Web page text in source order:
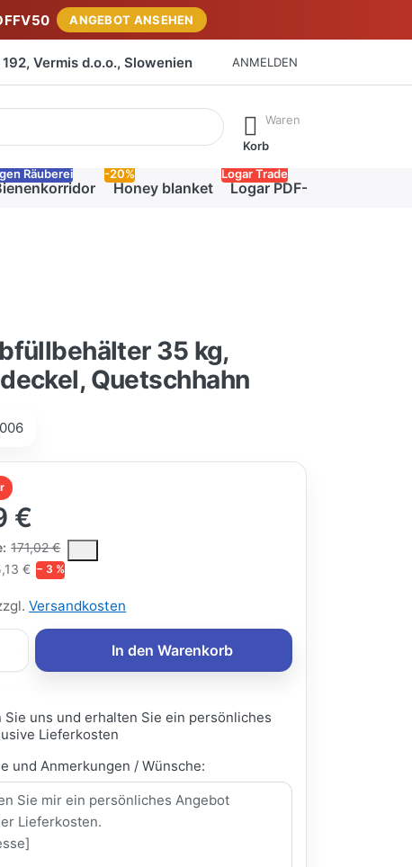
ANGEBOT ANSEHEN
Vermis d.o.o., Slowenien ANMELDEN
erste Ergebnisse. Drücken Sie die Eingabetaste, um alle
Waren
Korb
Räuberei
Honey blanket
-20%
Logar PDF-Katalog
Logar Trade
35 kg,
Quetschhahn
€
171,02 €
is the median selling price paid by customers for a product,
€ − 3 %
Versandkosten
In den Warenkorb
Sie uns und erhalten Sie ein persönliches
Lieferkosten
und Anmerkungen / Wünsche: